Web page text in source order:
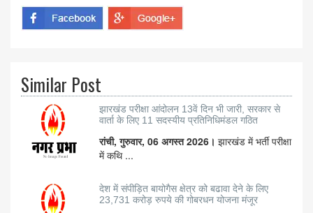
Similar Post
झारखंड परीक्षा आंदोलन 13वें दिन भी जारी, सरकार से
वार्ता के लिए 11 सदस्यीय प्रतिनिधिमंडल गठित
रांची, गुरुवार, 06 अगस्त 2026। झारखंड में भर्ती परीक्षा
में कथि ...
देश में संपीड़ित बायोगैस क्षेत्र को बढावा देने के लिए
23,731 करोड़ रुपये की गोबरधन योजना मंजूर